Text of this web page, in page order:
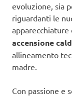
evoluzione, sia
riguardanti le
accensione
allineamento
madre.
Con passione e